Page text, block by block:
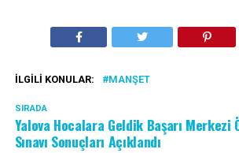
İLGILI KONULAR: MANŞET
SIRADA
Yalova Hocalara Geldik Başarı Merkezi
Sınavı Sonuçları Açıklandı